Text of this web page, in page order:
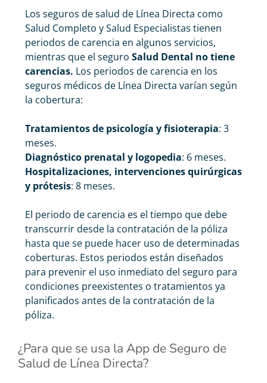
Los seguros de salud de Línea Directa como
Salud Completo y Salud Especialistas tienen
periodos de carencia en algunos servicios,
mientras que el seguro Salud Dental no tiene
carencias. Los periodos de carencia en los
seguros médicos de Línea Directa varían según
la cobertura:
Tratamientos de psicología y fisioterapia: 3
meses.
Diagnóstico prenatal y logopedia: 6 meses.
Hospitalizaciones, intervenciones quirúrgicas
y prótesis: 8 meses.
El periodo de carencia es el tiempo que debe
transcurrir desde la contratación de la póliza
hasta que se puede hacer uso de determinadas
coberturas. Estos periodos están diseñados
para prevenir el uso inmediato del seguro para
condiciones preexistentes o tratamientos ya
planificados antes de la contratación de la
póliza.
¿Para que se usa la App de Seguro de
Salud de Línea Directa?